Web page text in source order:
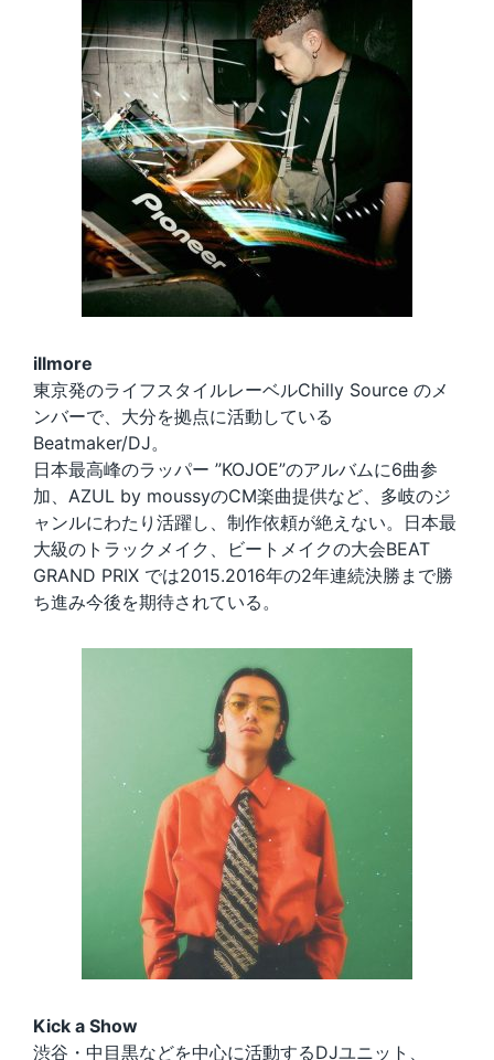
illmore
東京発のライフスタイルレーベルChilly Source のメ
ンバーで、大分を拠点に活動している
Beatmaker/DJ。
日本最高峰のラッパー ”KOJOE”のアルバムに6曲参
加、AZUL by moussyのCM楽曲提供など、多岐のジ
ャンルにわたり活躍し、制作依頼が絶えない。日本最
大級のトラックメイク、ビートメイクの大会BEAT
GRAND PRIX では2015.2016年の2年連続決勝まで勝
ち進み今後を期待されている。
Kick a Show
渋谷・中目黒などを中心に活動するDJユニット、